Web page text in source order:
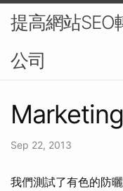
提高網站
公司
Sep 22, 2013
我們測試了有色的防